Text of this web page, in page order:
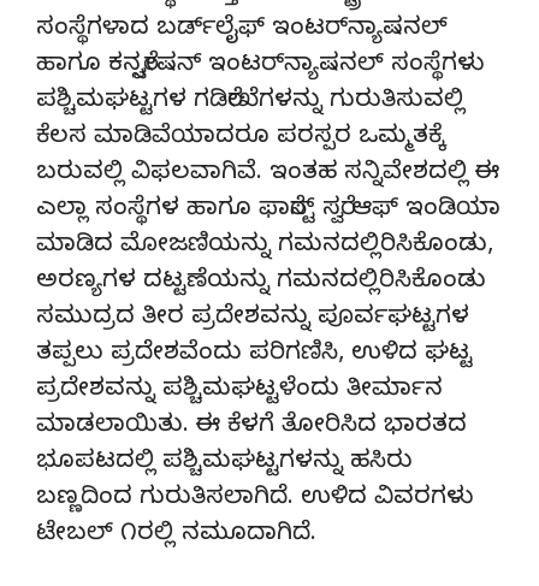
ಸಂಸ್ಥೆಗಳಾದ ಬರ್ಡ್‌ಲೈಫ್ ಇಂಟರ್‌ನ್ಯಾಷನಲ್
ಹಾಗೂ ಕನ್ಸರ್‍ವೇಷನ್ ಇಂಟರ್‌ನ್ಯಾಷನಲ್ ಸಂಸ್ಥೆಗಳು
ಪಶ್ಚಿಮಘಟ್ಟಗಳ ಗಡಿರೇಖೆಗಳನ್ನು ಗುರುತಿಸುವಲ್ಲಿ
ಕೆಲಸ ಮಾಡಿವೆಯಾದರೂ ಪರಸ್ಪರ ಒಮ್ಮತಕ್ಕೆ
ಬರುವಲ್ಲಿ ವಿಫಲವಾಗಿವೆ. ಇಂತಹ ಸನ್ನಿವೇಶದಲ್ಲಿ ಈ
ಎಲ್ಲಾ ಸಂಸ್ಥೆಗಳ ಹಾಗೂ ಫಾರೆಸ್ಟ್ ಸರ್‍ವೆ ಆಫ್ ಇಂಡಿಯಾ
ಮಾಡಿದ ಮೋಜಣಿಯನ್ನು ಗಮನದಲ್ಲಿರಿಸಿಕೊಂಡು,
ಅರಣ್ಯಗಳ ದಟ್ಟಣೆಯನ್ನು ಗಮನದಲ್ಲಿರಿಸಿಕೊಂಡು
ಸಮುದ್ರದ ತೀರ ಪ್ರದೇಶವನ್ನು ಪೂರ್ವಘಟ್ಟಗಳ
ತಪ್ಪಲು ಪ್ರದೇಶವೆಂದು ಪರಿಗಣಿಸಿ, ಉಳಿದ ಘಟ್ಟ
ಪ್ರದೇಶವನ್ನು ಪಶ್ಚಿಮಘಟ್ಟಳೆಂದು ತೀರ್ಮಾನ
ಮಾಡಲಾಯಿತು. ಈ ಕೆಳಗೆ ತೋರಿಸಿದ ಭಾರತದ
ಭೂಪಟದಲ್ಲಿ ಪಶ್ಚಿಮಘಟ್ಟಗಳನ್ನು ಹಸಿರು
ಬಣ್ಣದಿಂದ ಗುರುತಿಸಲಾಗಿದೆ. ಉಳಿದ ವಿವರಗಳು
ಟೇಬಲ್ ೧ರಲ್ಲಿ ನಮೂದಾಗಿದೆ.